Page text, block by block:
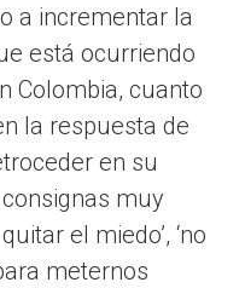
a incrementar la
está ocurriendo
Colombia, cuanto
la respuesta de
en su
muy
el miedo’, ‘no
meternos